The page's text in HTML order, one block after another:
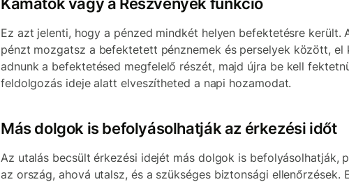
Ez azt jelenti, hogy a pénzed mindkét helyen befektetésre került.
pénzt mozgatsz a befektetett pénznemek és perselyek között, el
adnunk a befektetésed megfelelő részét, majd újra be kell
feldolgozás ideje alatt elveszítheted a napi hozamodat.
Más dolgok is befolyásolhatják az érkezési időt
Az utalás becsült érkezési idejét más dolgok is befolyásolhatják,
az ország, ahová utalsz, és a szükséges biztonsági ellenőrzések.